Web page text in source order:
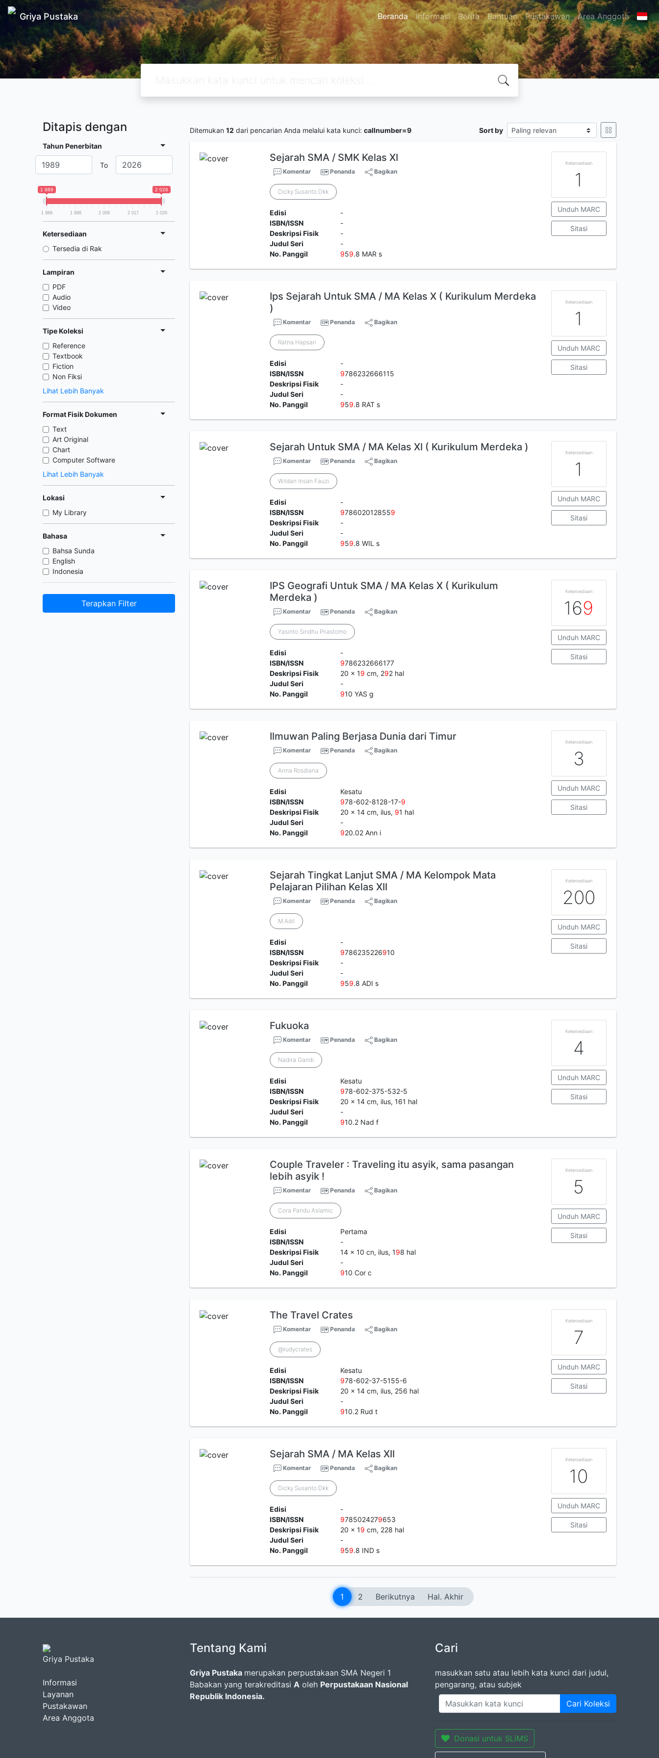
Griya Pustaka Beranda Informasi Berita Bantuan Pustakawan Area Anggota
Ditapis dengan
Tahun Penerbitan
To
1 989 2 026
1 989 1 998 2 008 2 017 2 026
Ketersediaan
Tersedia di Rak
Lampiran
PDF
Audio
Video
Tipe Koleksi
Reference
Textbook
Fiction
Non Fiksi
Lihat Lebih Banyak
Format Fisik Dokumen
Text
Art Original
Chart
Computer Software
Lihat Lebih Banyak
Lokasi
My Library
Bahasa
Bahsa Sunda
English
Indonesia
Terapkan Filter
Ditemukan 12 dari pencarian Anda melalui kata kunci: callnumber=9 Sort by
Sejarah SMA / SMK Kelas XI
Komentar Penanda Bagikan
Dicky Susanto Dkk
Edisi
-
ISBN/ISSN
-
Deskripsi Fisik
-
Judul Seri
-
No. Panggil
959.8 MAR s
Ketersediaan
1
Unduh MARC
Sitasi
Ips Sejarah Untuk SMA / MA Kelas X ( Kurikulum Merdeka
)
Komentar Penanda Bagikan
Ratna Hapsari
Edisi
-
ISBN/ISSN
9786232666115
Deskripsi Fisik
-
Judul Seri
-
No. Panggil
959.8 RAT s
Ketersediaan
1
Unduh MARC
Sitasi
Sejarah Untuk SMA / MA Kelas XI ( Kurikulum Merdeka )
Komentar Penanda Bagikan
Wildan Insan Fauzi
Edisi
-
ISBN/ISSN
9786020128559
Deskripsi Fisik
-
Judul Seri
-
No. Panggil
959.8 WIL s
Ketersediaan
1
Unduh MARC
Sitasi
IPS Geografi Untuk SMA / MA Kelas X ( Kurikulum
Merdeka )
Komentar Penanda Bagikan
Yasinto Sindhu Priastomo
Edisi
-
ISBN/ISSN
9786232666177
Deskripsi Fisik
20 x 19 cm, 292 hal
Judul Seri
-
No. Panggil
910 YAS g
Ketersediaan
169
Unduh MARC
Sitasi
Ilmuwan Paling Berjasa Dunia dari Timur
Komentar Penanda Bagikan
Anna Rosdiana
Edisi
Kesatu
ISBN/ISSN
978-602-8128-17-9
Deskripsi Fisik
20 x 14 cm, ilus, 91 hal
Judul Seri
-
No. Panggil
920.02 Ann i
Ketersediaan
3
Unduh MARC
Sitasi
Sejarah Tingkat Lanjut SMA / MA Kelompok Mata
Pelajaran Pilihan Kelas XII
Komentar Penanda Bagikan
M.Adil
Edisi
-
ISBN/ISSN
9786235226910
Deskripsi Fisik
-
Judul Seri
-
No. Panggil
959.8 ADI s
Ketersediaan
200
Unduh MARC
Sitasi
Fukuoka
Komentar Penanda Bagikan
Nadira Gandi
Edisi
Kesatu
ISBN/ISSN
978-602-375-532-5
Deskripsi Fisik
20 x 14 cm, ilus, 161 hal
Judul Seri
-
No. Panggil
910.2 Nad f
Ketersediaan
4
Unduh MARC
Sitasi
Couple Traveler : Traveling itu asyik, sama pasangan
lebih asyik !
Komentar Penanda Bagikan
Cora Pandu Aslamic
Edisi
Pertama
ISBN/ISSN
-
Deskripsi Fisik
14 x 10 cn, ilus, 198 hal
Judul Seri
-
No. Panggil
910 Cor c
Ketersediaan
5
Unduh MARC
Sitasi
The Travel Crates
Komentar Penanda Bagikan
@rudycrates
Edisi
Kesatu
ISBN/ISSN
978-602-37-5155-6
Deskripsi Fisik
20 x 14 cm, ilus, 256 hal
Judul Seri
-
No. Panggil
910.2 Rud t
Ketersediaan
7
Unduh MARC
Sitasi
Sejarah SMA / MA Kelas XII
Komentar Penanda Bagikan
Dicky Susanto Dkk
Edisi
-
ISBN/ISSN
9785024279653
Deskripsi Fisik
20 x 19 cm, 228 hal
Judul Seri
-
No. Panggil
959.8 IND s
Ketersediaan
10
Unduh MARC
Sitasi
1 2 Berikutnya Hal. Akhir
Griya Pustaka
Informasi
Layanan
Pustakawan
Area Anggota
Tentang Kami
Griya Pustaka merupakan perpustakaan SMA Negeri 1
Babakan yang terakreditasi A oleh Perpustakaan Nasional
Republik Indonesia.
Cari
masukkan satu atau lebih kata kunci dari judul,
pengarang, atau subjek
Cari Koleksi
Donasi untuk SLiMS